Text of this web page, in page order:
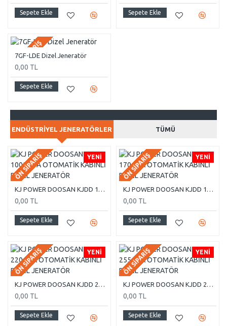
Sepete Ekle Sepete Ekle
ÖN SIPARIŞ
7GF-LDE Dizel Jeneratör
0,00 TL
Sepete Ekle
ENDÜSTRIYEL JENERATÖRLER TÜMÜ
YENI
ÖN SIPARIŞ
KJ POWER DOOSAN KJDD 1000 KVA OTOMATİK KABİNLİ DİZEL JENERATÖR
0,00 TL
Sepete Ekle
YENI
ÖN SIPARIŞ
KJ POWER DOOSAN KJDD 170 KVA OTOMATİK KABİNLİ DİZEL JENERATÖR
0,00 TL
Sepete Ekle
YENI
ÖN SIPARIŞ
KJ POWER DOOSAN KJDD 220 KVA OTOMATİK KABİNLİ DİZEL JENERATÖR
0,00 TL
Sepete Ekle
YENI
ÖN SIPARIŞ
KJ POWER DOOSAN KJDD 255 KVA OTOMATİK KABİNLİ DİZEL JENERATÖR
0,00 TL
Sepete Ekle